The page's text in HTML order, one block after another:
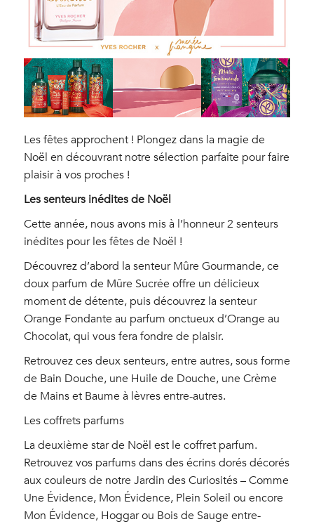
Les fêtes approchent ! Plongez dans la magie de
Noël en découvrant notre sélection parfaite pour faire
plaisir à vos proches !
Les senteurs inédites de Noël
Cette année, nous avons mis à l’honneur 2 senteurs
inédites pour les fêtes de Noël !
Découvrez d’abord la senteur Mûre Gourmande, ce
doux parfum de Mûre Sucrée offre un délicieux
moment de détente, puis découvrez la senteur
Orange Fondante au parfum onctueux d’Orange au
Chocolat, qui vous fera fondre de plaisir.
Retrouvez ces deux senteurs, entre autres, sous forme
de Bain Douche, une Huile de Douche, une Crème
de Mains et Baume à lèvres entre-autres.
Les coffrets parfums
La deuxième star de Noël est le coffret parfum.
Retrouvez vos parfums dans des écrins dorés décorés
aux couleurs de notre Jardin des Curiosités – Comme
Une Évidence, Mon Évidence, Plein Soleil ou encore
Mon Évidence, Hoggar ou Bois de Sauge entre-